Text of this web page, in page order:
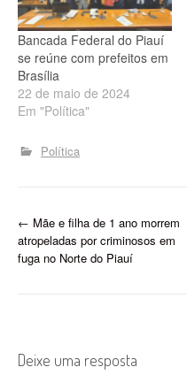
Bancada Federal do Piauí
se reúne com prefeitos em
Brasília
22 de maio de 2024
Em "Política"
Política
P
o
n
← Mãe e filha de 1 ano morrem
atropeladas por criminosos em
fuga no Norte do Piauí
Deixe uma resposta